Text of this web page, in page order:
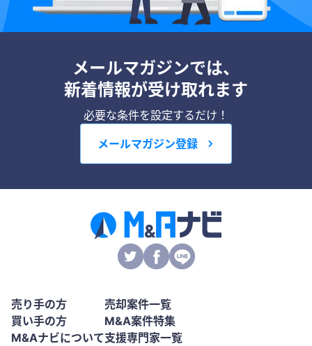
メールマガジンでは、
新着情報が受け取れます
必要な条件を設定するだけ！
メールマガジン登録
売り手の方
買い手の方
M&Aナビについて
売却案件一覧
M&A案件特集
支援専門家一覧